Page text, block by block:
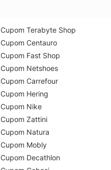
Cupom Terabyte Shop
Cupom Centauro
Cupom Fast Shop
Cupom Netshoes
Cupom Carrefour
Cupom Hering
Cupom Nike
Cupom Zattini
Cupom Natura
Cupom Mobly
Cupom Decathlon